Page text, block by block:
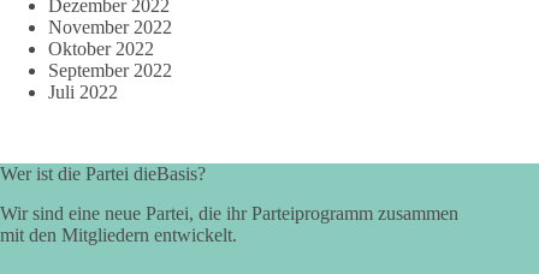
Dezember 2022
November 2022
Oktober 2022
September 2022
Juli 2022
Wer ist die Partei dieBasis?
Wir sind eine neue Partei, die ihr Parteiprogramm zusammen
mit den Mitgliedern entwickelt.